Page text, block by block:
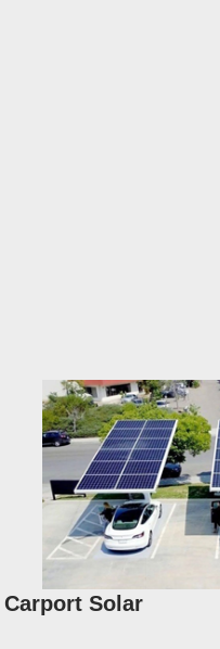
Carport Solar